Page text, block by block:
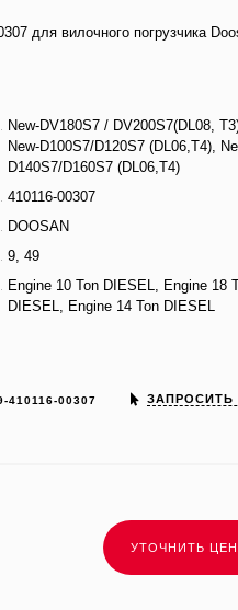
для вилочного погрузчика
New-DV180S7 / DV200S7(DL08,
New-D100S7/D120S7 (DL06,T4),
D140S7/D160S7 (DL06,T4)
410116-00307
DOOSAN
9, 49
Engine 10 Ton DIESEL, Engine 18
DIESEL, Engine 14 Ton DIESEL
410116-00307 ЗАПРОСИТЬ